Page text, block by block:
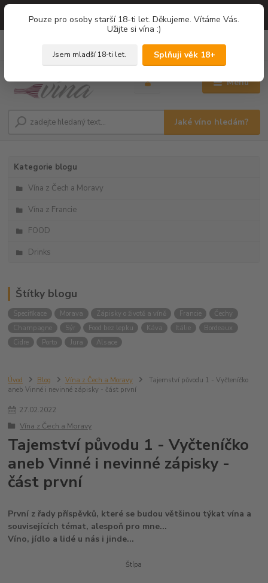
===
Pouze pro osoby starší 18-ti let. Děkujeme. Vítáme Vás.
Užijte si vína :)
Jsem mladší 18-ti let. Splňuji věk 18+
Menu
Jaké víno hledám?
0,00 Kč
Kategorie blogu
Vína z Čech a Moravy
Vína z Francie
FOOD
Drinks
Štítky blogu
Specifikace Morava Zápisky o životě a víně Francie
Čechy
Champagne
Sýr Food bez lepku Káva Itálie
Bordeaux
Cidre
Porto Jura Alsace
Úvod Blog Vína z Čech a Moravy
Tajemství původu 1 - Vyčteníčko
aneb Vinné i nevinné zápisky - část první
27.02.2022
Vína z Čech a Moravy
Tajemství původu 1 - Vyčteníčko
aneb Vinné i nevinné zápisky -
část první
První z řady příspěvků, které se budou většinou týkat vína a
souvisejících témat, alespoň pro mne...
Víno, jídlo a lidé u nás i jinde...
Štípa